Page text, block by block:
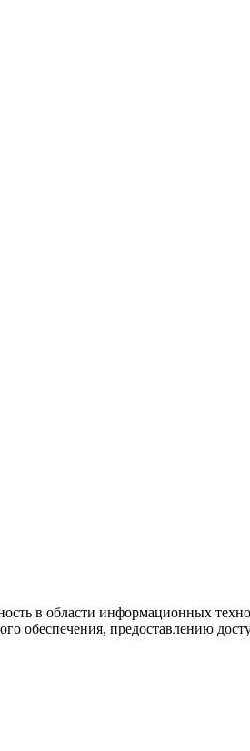
в области информационных
обеспечения, предоставлению